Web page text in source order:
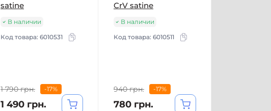
satine
В наличии
Код товара: 6010531
1 790 грн. -17%
1 490 грн.
CrV satine
В наличии
Код товара: 6010511
940 грн. -17%
780 грн.